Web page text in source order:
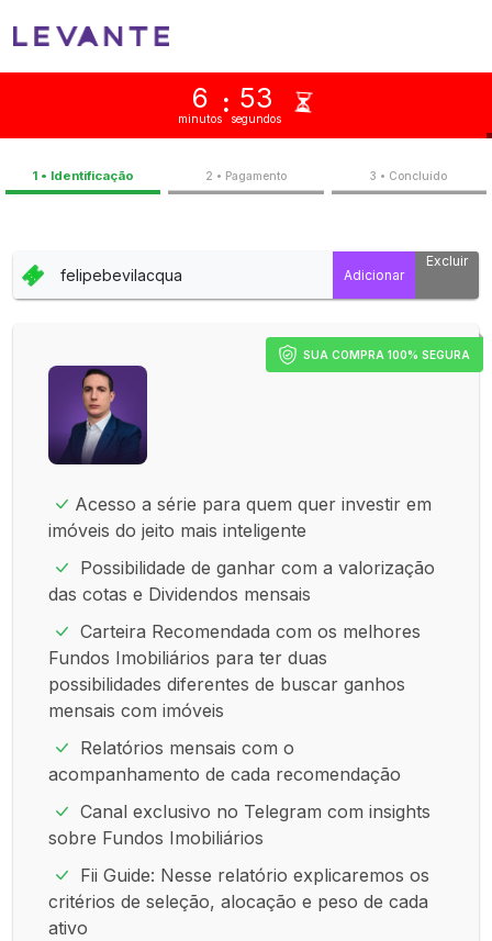
6
minutos
: 53
segundos
1 • Identificação 2 • Pagamento 3 •
Excluir
SUA COMPRA 100% SEGURA
Acesso a série para quem quer investir em
imóveis do jeito mais inteligente
Possibilidade de ganhar com a valorização
das cotas e Dividendos mensais
Carteira Recomendada com os melhores
Fundos Imobiliários para ter duas
possibilidades diferentes de buscar ganhos
mensais com imóveis
Relatórios mensais com o
acompanhamento de cada recomendação
Canal exclusivo no Telegram com insights
sobre Fundos Imobiliários
Fii Guide: Nesse relatório explicaremos os
critérios de seleção, alocação e peso de cada
ativo